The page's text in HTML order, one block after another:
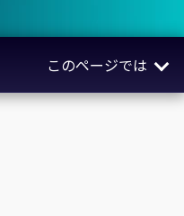
このページでは
概要